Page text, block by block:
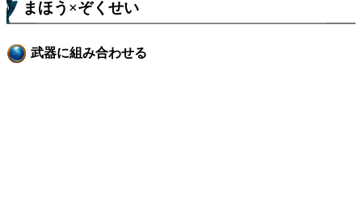
まほう×ぞくせい
武器に組み合わせる